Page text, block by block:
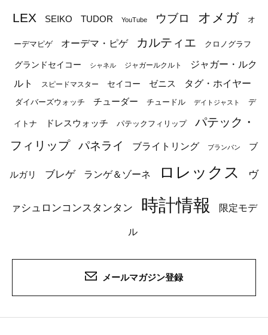
LEX
SEIKO TUDOR YouTube ウブロ オメガ オ
ーデマピゲ オーデマ・ピゲ カルティエ クロノグラフ
グランドセイコー シャネル ジャガールクルト
ジャガー・ルク
ルト
スピードマスター セイコー ゼニス タグ・ホイヤー
ダイバーズウォッチ チューダー チュードル デイトジャスト デ
イトナ ドレスウォッチ パテックフィリップ
パテック・
フィリップ
パネライ ブライトリング ブランパン ブ
ルガリ ブレゲ ランゲ＆ゾーネ ロレックス ヴ
ァシュロンコンスタンタン 時計情報 限定モデ
ル
メールマガジン登録